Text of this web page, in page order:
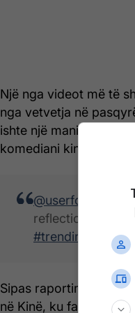
Një nga videot më të
nga vetvetja në
ishte një manipulim
komediani kinez.
@userfound777_
reflection 🤣🤣
#trending
♬
Sipas raportimeve,
në Kinë, ku fansat i